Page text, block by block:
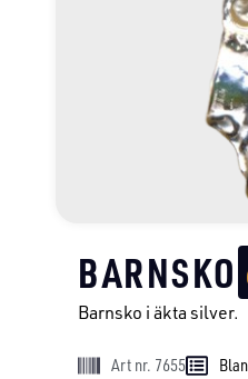
BARNSKO
Barnsko i äkta silver.
Art nr. 7655